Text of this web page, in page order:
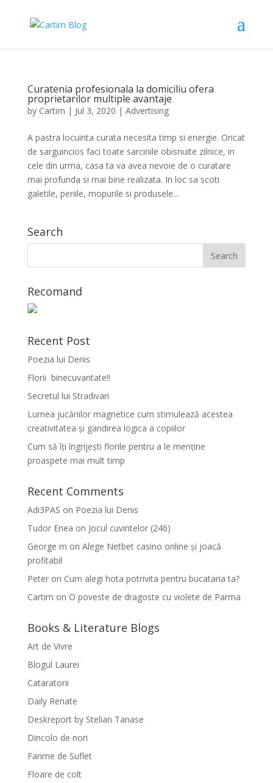
Curatenia profesionala la domiciliu ofera
proprietarilor multiple avantaje
by Cartim | Jul 3, 2020 | Advertising
A pastra locuinta curata necesita timp si energie. Oricat
de sarguincios faci toate sarcinile obisnuite zilnice, in
cele din urma, casa ta va avea nevoie de o curatare
mai profunda si mai bine realizata. In loc sa scoti
galetile, periile, mopurile si produsele...
Search
Recomand
Recent Post
Poezia lui Denis
Florii binecuvantate!!
Secretul lui Stradivari
Lumea jucăriilor magnetice cum stimulează acestea
creativitatea și gandirea logica a copiilor
Cum să îți îngrijești florile pentru a le menține
proaspete mai mult timp
Recent Comments
Adi3PAS on Poezia lui Denis
Tudor Enea on Jocul cuvintelor (246)
George m on Alege Netbet casino online și joacă
profitabil
Peteron Cum alegi hota potrivita pentru bucataria ta?
Cartim on O poveste de dragoste cu violete de Parma
Books & Literature Blogs
Art de Vivre
Blogul Laurei
Cataratorii
Daily Renate
Deskreport by Stelian Tanase
Dincolo de nori
Farime de Suflet
Floare de colt